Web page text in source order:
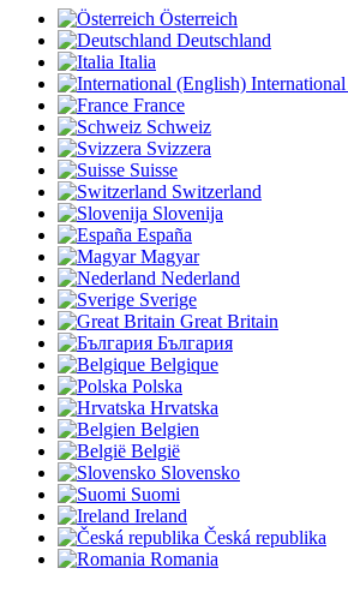
Österreich
Deutschland
Italia
France
Schweiz
Svizzera
Suisse
Switzerland
Slovenija
España
Magyar
Nederland
Sverige
Great Britain
България
Belgique
Polska
Hrvatska
Belgien
België
Slovensko
Suomi
Ireland
Česká republika
Romania